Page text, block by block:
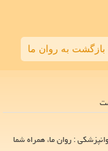
بازگشت به روان ما
: روان ما، همراه شما